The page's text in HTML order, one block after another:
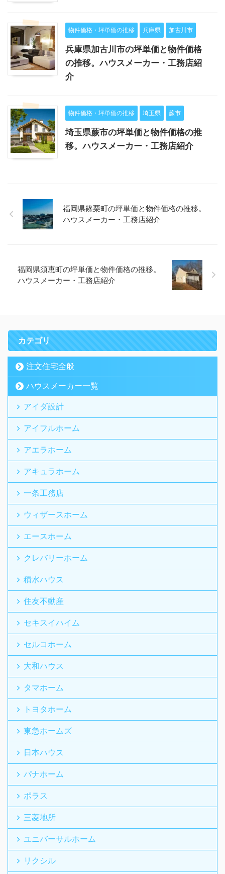
物件価格・坪単価の推移 兵庫県 加古川市
兵庫県加古川市の坪単価と物件価格
の推移。ハウスメーカー・工務店紹
介
物件価格・坪単価の推移 埼玉県 蕨市
埼玉県蕨市の坪単価と物件価格の推
移。ハウスメーカー・工務店紹介
福岡県篠栗町の坪単価と物件価格の推移。
ハウスメーカー・工務店紹介
福岡県須恵町の坪単価と物件価格の推移。
ハウスメーカー・工務店紹介
カテゴリ
注文住宅全般
ハウスメーカー一覧
アイダ設計
アイフルホーム
アエラホーム
アキュラホーム
一条工務店
ウィザースホーム
エースホーム
クレバリーホーム
積水ハウス
住友不動産
セキスイハイム
セルコホーム
大和ハウス
タマホーム
トヨタホーム
東急ホームズ
日本ハウス
パナホーム
ポラス
三菱地所
ユニバーサルホーム
リクシル